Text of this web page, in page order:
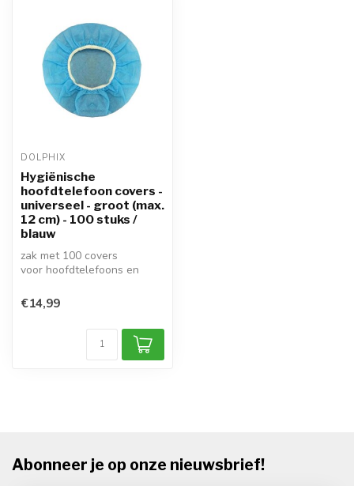
DOLPHIX
Hygiënische
hoofdtelefoon covers -
universeel - groot (max.
12 cm) - 100 stuks /
blauw
zak met 100 covers
voor hoofdtelefoons en
diameter: max. 12cm
universee...
€14,99
Abonneer je op onze nieuwsbrief!